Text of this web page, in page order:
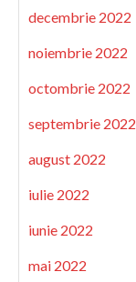
decembrie 2022
noiembrie 2022
octombrie 2022
septembrie 2022
august 2022
iulie 2022
iunie 2022
mai 2022